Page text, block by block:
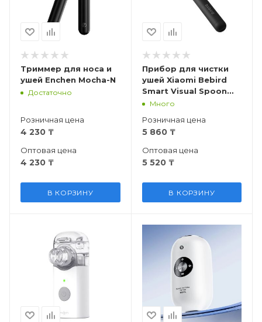
Триммер для носа и
ушей Enchen Mocha-N
Достаточно
Розничная цена
4 230 ₸
Оптовая цена
4 230 ₸
В КОРЗИНУ
Прибор для чистки
ушей Xiaomi Bebird
Smart Visual Spoon
Ear Stick R1
Много
Розничная цена
5 860₸
Оптовая цена
5 520₸
В КОРЗИНУ